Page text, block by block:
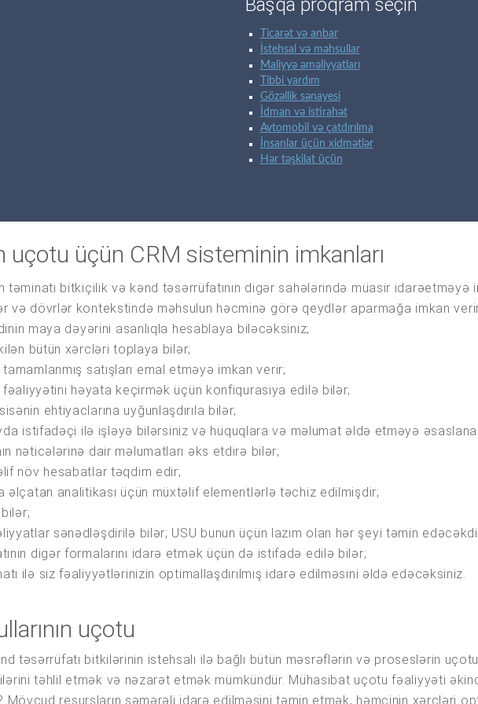
Ticarət və anbar
İstehsal və məhsullar
Maliyyə əməliyyatları
Tibbi yardım
Gözəllik sənayesi
İdman və istirahət
Avtomobil və çatdırılma
İnsanlar üçün xidmətlər
Hər təşkilat üçün
uçotu üçün CRM sisteminin imkanları
təminatı bitkiçilik və kənd təsərrüfatının digər sahələrində müasir idarəetməyə
və dövrlər kontekstində məhsulun həcminə görə qeydlər aparmağa imkan
maya dəyərini asanlıqla hesablaya biləcəksiniz;
bütün xərcləri toplaya bilər;
satışları emal etməyə imkan verir;
həyata keçirmək üçün konfiqurasiya edilə bilər;
ehtiyaclarına uyğunlaşdırıla bilər;
istifadəçi ilə işləyə bilərsiniz və hüquqlara və məlumat əldə etməyə
nəticələrinə dair məlumatları əks etdirə bilər;
növ hesabatlar təqdim edir;
əlçatan analitikası üçün müxtəlif elementlərlə təchiz edilmişdir;
sənədləşdirilə bilər; USU bunun üçün lazım olan hər şeyi təmin
digər formalarını idarə etmək üçün də istifadə edilə bilər;
ilə siz fəaliyyətlərinizin optimallaşdırılmış idarə edilməsini əldə edəcəksiniz.
uçotu
təsərrüfatı bitkilərinin istehsalı ilə bağlı bütün məsrəflərin və proseslərin
təhlil etmək və nəzarət etmək mümkündür. Mühasibat uçotu fəaliyyəti
Mövcud resursların səmərəli idarə edilməsini təmin etmək, həmçinin xərcləri